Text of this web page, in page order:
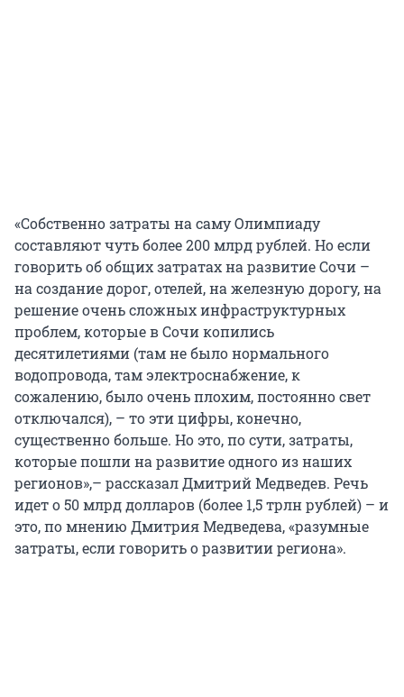
«Собственно затраты на саму Олимпиаду
составляют чуть более 200 млрд рублей. Но если
говорить об общих затратах на развитие Сочи –
на создание дорог, отелей, на железную дорогу, на
решение очень сложных инфраструктурных
проблем, которые в Сочи копились
десятилетиями (там не было нормального
водопровода, там электроснабжение, к
сожалению, было очень плохим, постоянно свет
отключался), – то эти цифры, конечно,
существенно больше. Но это, по сути, затраты,
которые пошли на развитие одного из наших
регионов»,– рассказал Дмитрий Медведев. Речь
идет о 50 млрд долларов (более 1,5 трлн рублей) – и
это, по мнению Дмитрия Медведева, «разумные
затраты, если говорить о развитии региона».